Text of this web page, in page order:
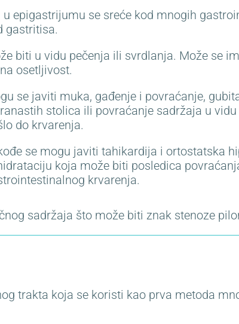
u epigastrijumu se sreće kod mnogih
gastritisa.
biti u vidu pečenja ili svrdlanja. Može se
osetljivost.
se javiti muka, gađenje i povraćanje,
stolica ili povraćanje sadržaja u
do krvarenja.
se mogu javiti tahikardija i ortostatska
koja može biti posledica
krvarenja.
sadržaja što može biti znak stenoze
trakta koja se koristi kao prva metoda